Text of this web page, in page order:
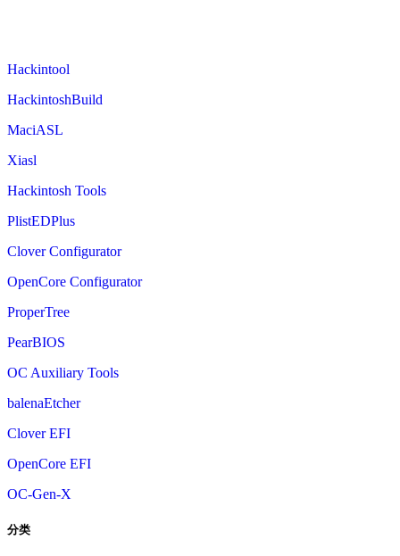
Hackintool
HackintoshBuild
MaciASL
Xiasl
Hackintosh Tools
PlistEDPlus
Clover Configurator
OpenCore Configurator
ProperTree
PearBIOS
OC Auxiliary Tools
balenaEtcher
Clover EFI
OpenCore EFI
OC-Gen-X
分类